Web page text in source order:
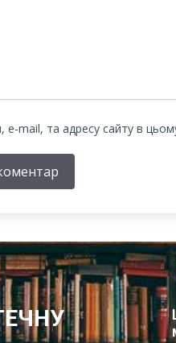
e-mail, та адресу сайту в